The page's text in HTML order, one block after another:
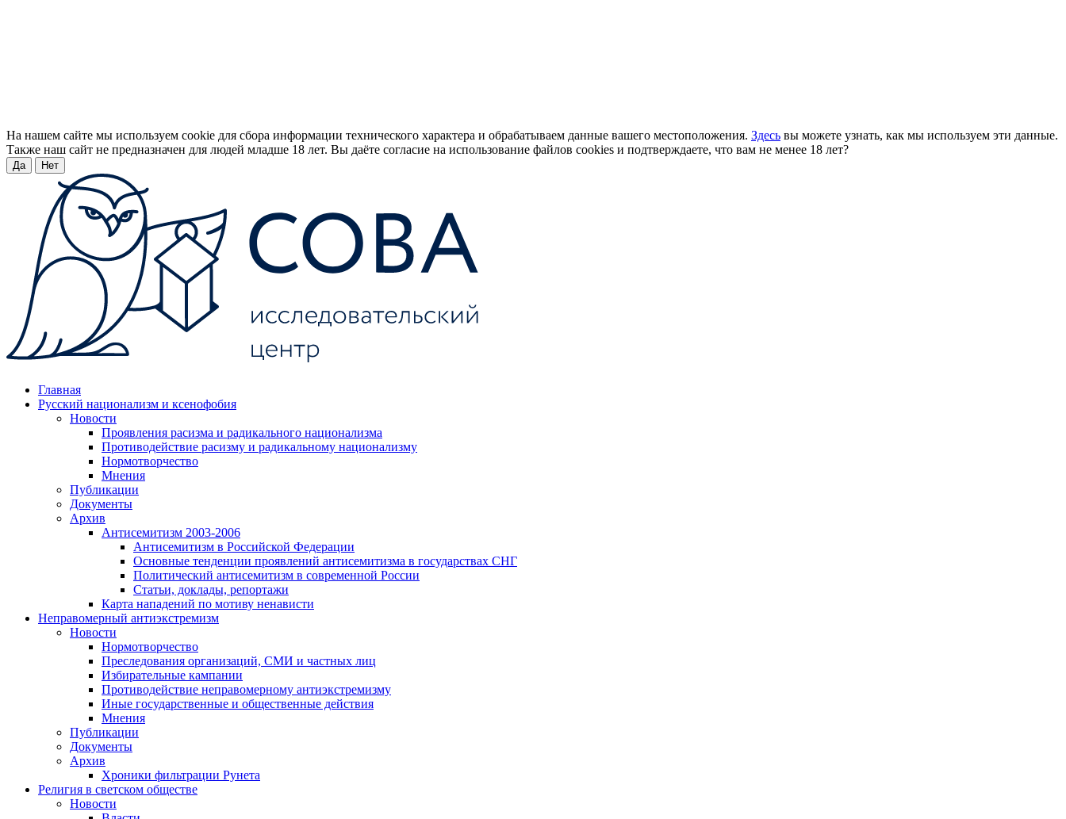
На нашем сайте мы используем cookie для сбора информации технического характера и обрабатываем данные вашего местоположения. Здесь вы можете узнать, как мы используем эти данные.
Также наш сайт не предназначен для людей младше 18 лет. Вы даёте согласие на использование файлов cookies и подтверждаете, что вам не менее 18 лет?
Да Нет
Главная
Русский национализм и ксенофобия
Новости
Проявления расизма и радикального национализма
Противодействие расизму и радикальному национализму
Нормотворчество
Мнения
Публикации
Документы
Архив
Антисемитизм 2003-2006
Антисемитизм в Российской Федерации
Основные тенденции проявлений антисемитизма в государствах СНГ
Политический антисемитизм в современной России
Статьи, доклады, репортажи
Карта нападений по мотиву ненависти
Неправомерный антиэкстремизм
Новости
Нормотворчество
Преследования организаций, СМИ и частных лиц
Избирательные кампании
Противодействие неправомерному антиэкстремизму
Иные государственные и общественные действия
Мнения
Публикации
Документы
Архив
Хроники фильтрации Рунета
Религия в светском обществе
Новости